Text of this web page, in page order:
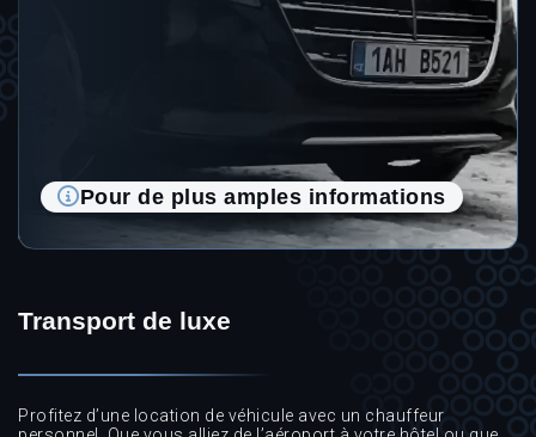
Pour de plus amples informations
Transport de luxe
Profitez d’une location de véhicule avec un chauffeur